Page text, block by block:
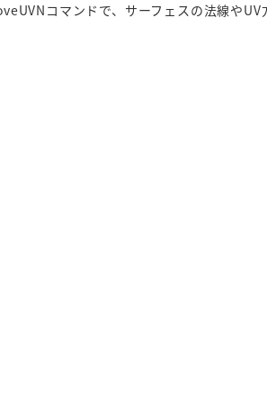
コマンドで、サーフェスの法線やUV